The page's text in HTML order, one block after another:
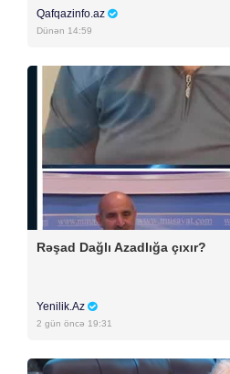
Qafqazinfo.az
Dünən 14:59
Rəşad Dağlı Azadlığa çıxır?
Yenilik.Az
2 gün öncə 19:31